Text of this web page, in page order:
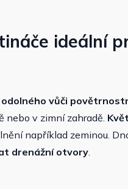
ideální
vůči
nebo v zimní zahradě.
například zeminou.
drenážní otvory.